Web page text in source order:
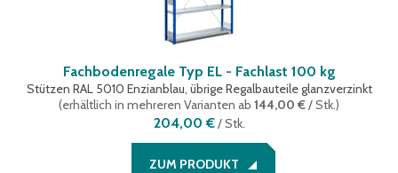
Fachbodenregale Typ EL - Fachlast 100 kg
Stützen RAL 5010 Enzianblau, übrige Regalbauteile glanzverzinkt
(erhältlich in mehreren Varianten ab 144,00 €/ Stk.)
204,00 €/Stk.
ZUM PRODUKT